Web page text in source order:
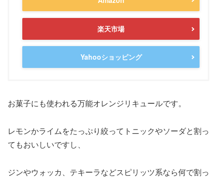
楽天市場
Yahooショッピング
お菓子にも使われる万能オレンジリキュールです。
レモンかライムをたっぷり絞ってトニックやソーダと割っ
てもおいしいですし、
ジンやウォッカ、テキーラなどスピリッツ系なら何で割っ